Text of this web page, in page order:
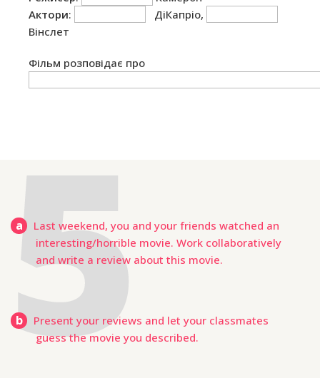
Актори:
ДіКапріо,
Вінслет
Фільм розповідає про
a
Last weekend, you and your friends watched an
interesting/horrible movie. Work collaboratively
and write a review about this movie.
b
Present your reviews and let your classmates
guess the movie you described.